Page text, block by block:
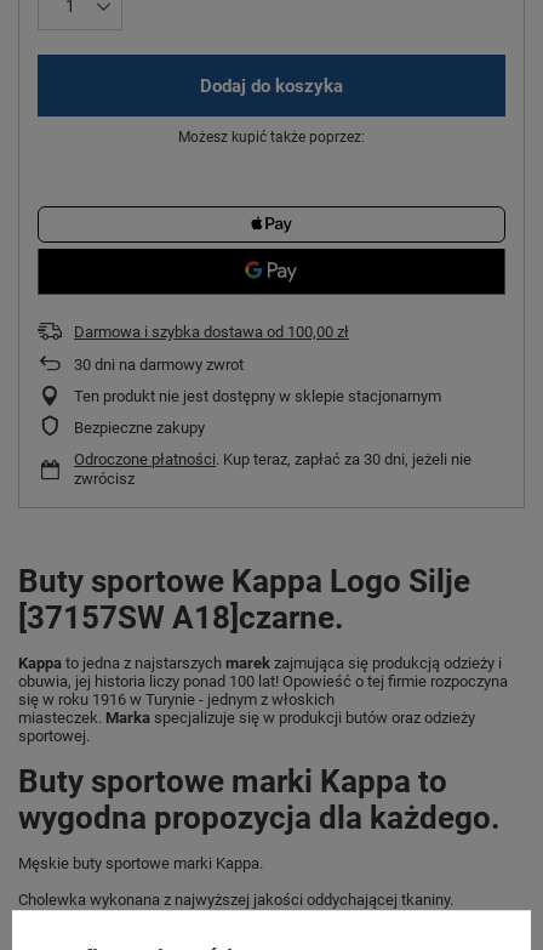
Dodaj do koszyka
Możesz kupić także poprzez:
Darmowa i szybka dostawa od 100,00 zł
30 dni na darmowy zwrot
Ten produkt nie jest dostępny w sklepie stacjonarnym
Bezpieczne zakupy
Odroczone płatności. Kup teraz, zapłać za 30 dni, jeżeli nie
zwrócisz
Buty sportowe Kappa Logo Silje
[37157SW A18]czarne.
Kappa to jedna z najstarszych marek zajmująca się produkcją odzieży i
obuwia, jej historia liczy ponad 100 lat! Opowieść o tej firmie rozpoczyna
się w roku 1916 w Turynie - jednym z włoskich
miasteczek. Marka specjalizuje się w produkcji butów oraz odzieży
sportowej.
Buty sportowe marki Kappa to
wygodna propozycja dla każdego.
Męskie buty sportowe marki Kappa.
Cholewka wykonana z najwyższej jakości oddychającej tkaniny.